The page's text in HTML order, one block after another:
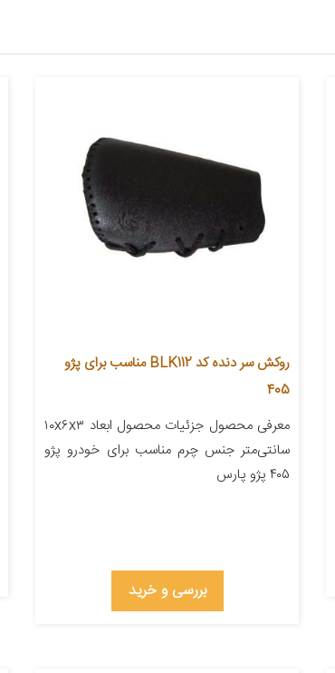
روکش سر دنده کد BLK112 مناسب برای پژو
405
معرفی محصول جزئیات محصول ابعاد ۱۰x۶x۳
سانتی‌متر جنس چرم مناسب برای خودرو پژو
۴۰۵ پژو پارس
بررسی و خرید